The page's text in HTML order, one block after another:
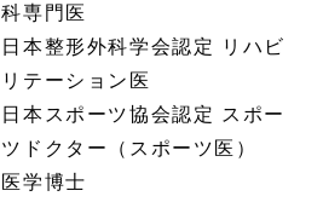
科専門医
日本整形外科学会認定 リハビ
リテーション医
日本スポーツ協会認定 スポー
ツドクター（スポーツ医）
医学博士